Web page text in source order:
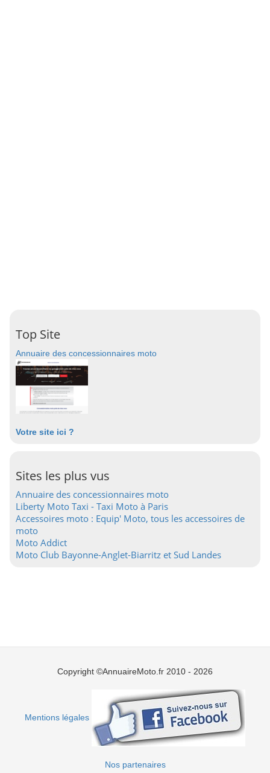
Top Site
Annuaire des concessionnaires moto
Votre site ici ?
Sites les plus vus
Annuaire des concessionnaires moto
Liberty Moto Taxi - Taxi Moto à Paris
Accessoires moto : Equip' Moto, tous les accessoires de
moto
Moto Addict
Moto Club Bayonne-Anglet-Biarritz et Sud Landes
Copyright ©AnnuaireMoto.fr 2010 - 2026
Mentions légales
Nos partenaires